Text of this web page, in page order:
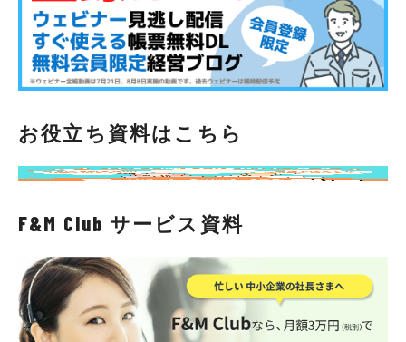
お役立ち資料はこちら
F&M Club サービス資料